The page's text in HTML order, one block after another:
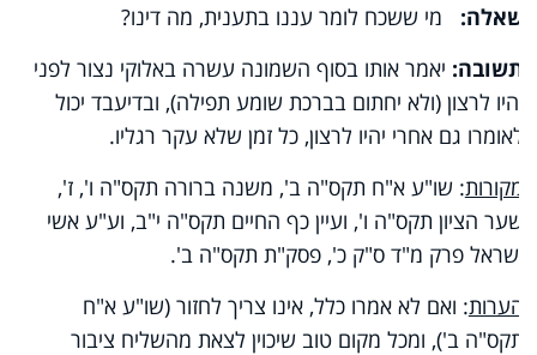
שאלה: מי ששכח לומר עננו בתענית, מה דינו?
תשובה: יאמר אותו בסוף השמונה עשרה באלוקי נצור לפני
יהיו לרצון (ולא יחתום בברכת שומע תפילה), ובדיעבד יכול
לאומרו גם אחרי יהיו לרצון, כל זמן שלא עקר רגליו.
מקורות: שו"ע א"ח תקס"ה ב', משנה ברורה תקס"ה ו', ז',
שער הציון תקס"ה ו', ועיין כף החיים תקס"ה י"ב, וע"ע אשי
ישראל פרק מ"ד ס"ק כ', פסק"ת תקס"ה ב'.
הערות: ואם לא אמרו כלל, אינו צריך לחזור (שו"ע א"ח
תקס"ה ב'), ומכל מקום טוב שיכוין לצאת מהשליח ציבור